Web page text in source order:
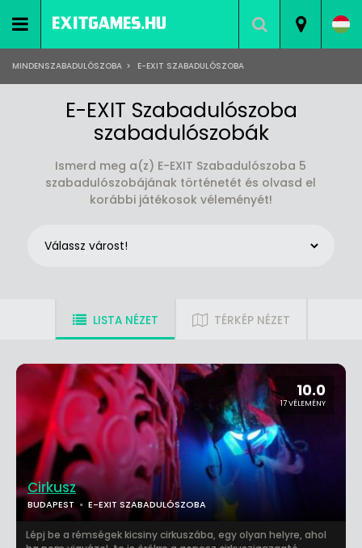
MINDENSZABADULÓSZOBA > E-EXIT SZABADULÓSZOBA
E-EXIT Szabadulószoba
szabadulószobák
Ismerd meg a(z) E-EXIT Szabadulószoba 5
szabadulószobájának történetét és olvasd el
korábbi játékosok véleményét!
LISTA NÉZET TÉRKÉP NÉZET
10.0
17 VÉLEMÉNY
Cirkusz
BUDAPEST E-EXIT SZABADULÓSZOBA
Lépj be a rémségek kicsiny cirkuszába, egy olyan helyre, ahol